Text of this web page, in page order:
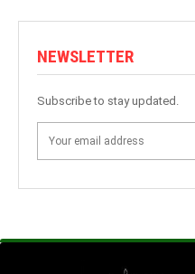
NEWSLETTER
Subscribe to stay updated.